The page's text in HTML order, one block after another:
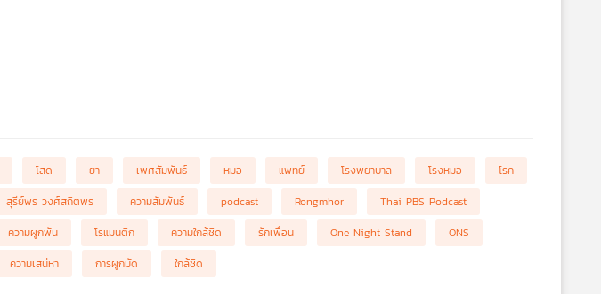
โสด ยา เพศสัมพันธ์ หมอ แพทย์ โรงพยาบาล โรงหมอ
โรค
สุรีย์พร วงศ์สถิตพร ความสัมพันธ์ podcast Rongmhor
Thai PBS Podcast
ความผูกพัน โรแมนติก ความใกล้ชิด รักเพื่อน One Night Stand
ONS
ความเสน่หา การผูกมัด ใกล้ชิด